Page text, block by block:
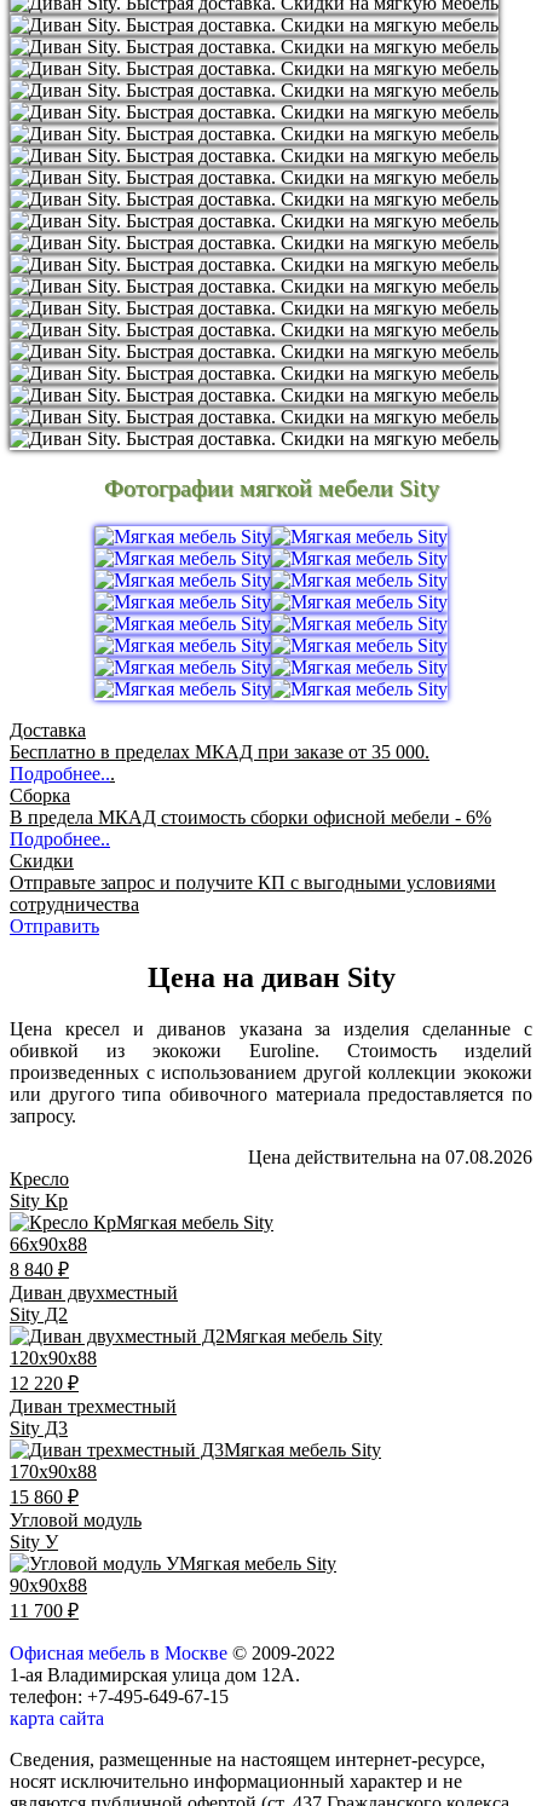
Фотографии мягкой мебели Sity
Доставка
Бесплатно в пределах МКАД при заказе от 35 000.
Подробнее...
Сборка
В предела МКАД стоимость сборки офисной мебели - 6%
Подробнее..
Скидки
Отправьте запрос и получите КП с выгодными условиями
сотрудничества
Отправить
Цена на диван Sity
Цена кресел и диванов указана за изделия сделанные с
обивкой из экокожи Euroline. Стоимость изделий
произведенных с использованием другой коллекции экокожи
или другого типа обивочного материала предоставляется по
запросу.
Цена действительна на 07.08.2026
Кресло
Sity Кр
66x90x88
8 840 ₽
Диван двухместный
Sity Д2
120x90x88
12 220 ₽
Диван трехместный
Sity Д3
170x90x88
15 860 ₽
Угловой модуль
Sity У
90x90x88
11 700 ₽
Офисная мебель в Москве © 2009-2022
1-ая Владимирская улица дом 12А.
телефон: +7-495-649-67-15
карта сайта
Сведения, размещенные на настоящем интернет-ресурсе,
носят исключительно информационный характер и не